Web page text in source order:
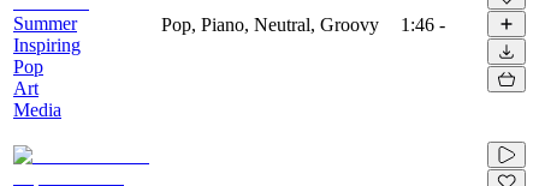
Summer
Inspiring
Pop
Art
Media
Pop, Piano, Neutral, Groovy 1:46 -